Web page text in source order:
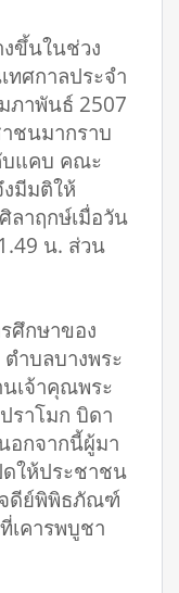
ขึ้นในช่วง
ทศกาลประจำ
ภาพันธ์ 2507
ชนมากราบ
บแคบ คณะ
มีมติให้
ลาฤกษ์เมื่อวัน
น. ส่วน
กษาของ
ำบลบางพระ
นเจ้าคุณพระ
ราโมก บิดา
อกจากนี้ผู้มา
ดให้ประชาชน
จดีย์พิพิธภัณฑ์
เคารพบูชา